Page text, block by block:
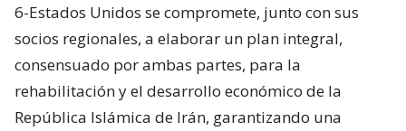
6-Estados Unidos se compromete, junto con sus
socios regionales, a elaborar un plan integral,
consensuado por ambas partes, para la
rehabilitación y el desarrollo económico de la
República Islámica de Irán, garantizando una